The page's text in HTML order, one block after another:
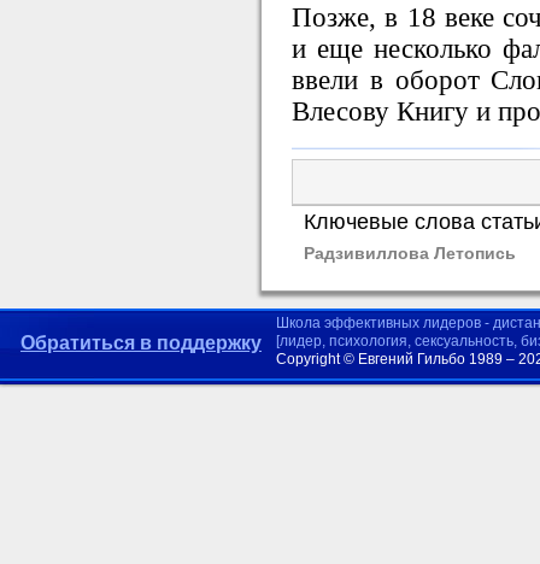
Позже, в 18 веке
и еще несколько
ввели в оборот
Влесову Книгу и
Ключевые слова
Радзивиллова Летопись
Обратиться в поддержку
Школа эффективных лидеров -
[лидер, психология, сексуальность,
Copyright © Евгений Гильбо 1989 –